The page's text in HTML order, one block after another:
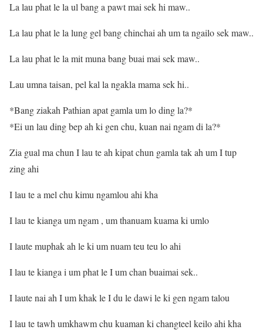
La lau phat le la ul bang a pawt mai sek hi maw..
La lau phat le la lung gel bang chinchai ah um ta ngailo sek maw..
La lau phat le la mit muna bang buai mai sek maw..
Lau umna taisan, pel kal la ngakla mama sek hi..
*Bang ziakah Pathian apat gamla um lo ding la?*
*Ei un lau ding bep ah ki gen chu, kuan nai ngam di la?*
Zia gual ma chun I lau te ah kipat chun gamla tak ah um I tup
zing ahi
I lau te a mel chu kimu ngamlou ahi kha
I lau te kianga um ngam , um thanuam kuama ki umlo
I laute muphak ah le ki um nuam teu teu lo ahi
I lau te kianga i um phat le I um chan buaimai sek..
I laute nai ah I um khak le I du le dawi le ki gen ngam talou
I lau te tawh umkhawm chu kuaman ki changteel keilo ahi kha